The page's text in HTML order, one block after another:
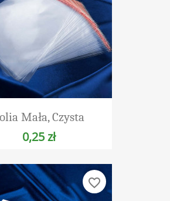
Mała, Czysta
0,25 zł
favorite_border